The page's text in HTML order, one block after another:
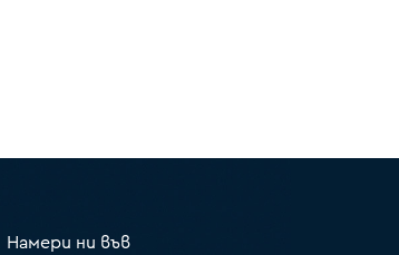
Намери ни във